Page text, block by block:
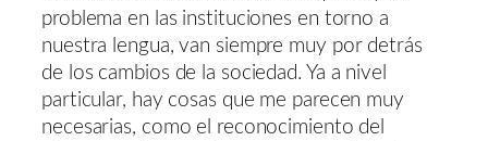
problema en las instituciones en torno a
nuestra lengua, van siempre muy por detrás
de los cambios de la sociedad. Ya a nivel
particular, hay cosas que me parecen muy
necesarias, como el reconocimiento del